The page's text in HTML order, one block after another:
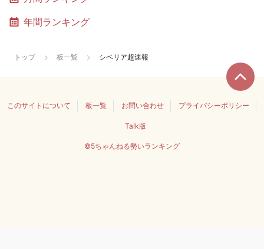
年間ランキング
トップ 板一覧 シベリア超速報
このサイトについて 板一覧 お問い合わせ プライバシーポリシー
Talk版
©5ちゃんねる勢いランキング